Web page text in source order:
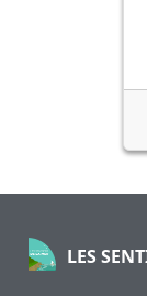
LES